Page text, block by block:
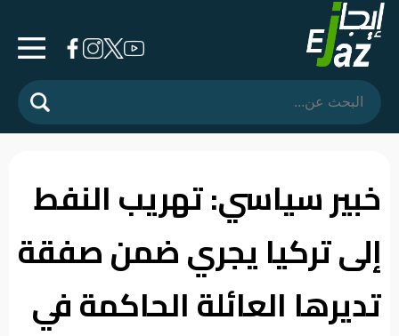
الرئيسية
المشهد
فرشة
الأسواق
رأي
وموقف
خبير سياسي: تهريب النفط
إلى تركيا يجري ضمن صفقة
تديرها العائلة الحاكمة في